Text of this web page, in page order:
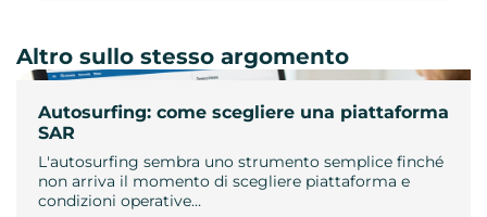
Autosurfing: come scegliere una piattaforma
SAR
L'autosurfing sembra uno strumento semplice finché
non arriva il momento di scegliere piattaforma e
condizioni operative…
Altro sullo stesso argomento